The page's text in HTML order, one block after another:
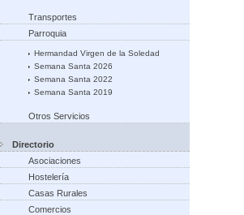
Transportes
Parroquia
Hermandad Virgen de la Soledad
Semana Santa 2026
Semana Santa 2022
Semana Santa 2019
Otros Servicios
Directorio
Asociaciones
Hostelería
Casas Rurales
Comercios